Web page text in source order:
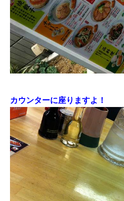
カウンターに座りますよ！